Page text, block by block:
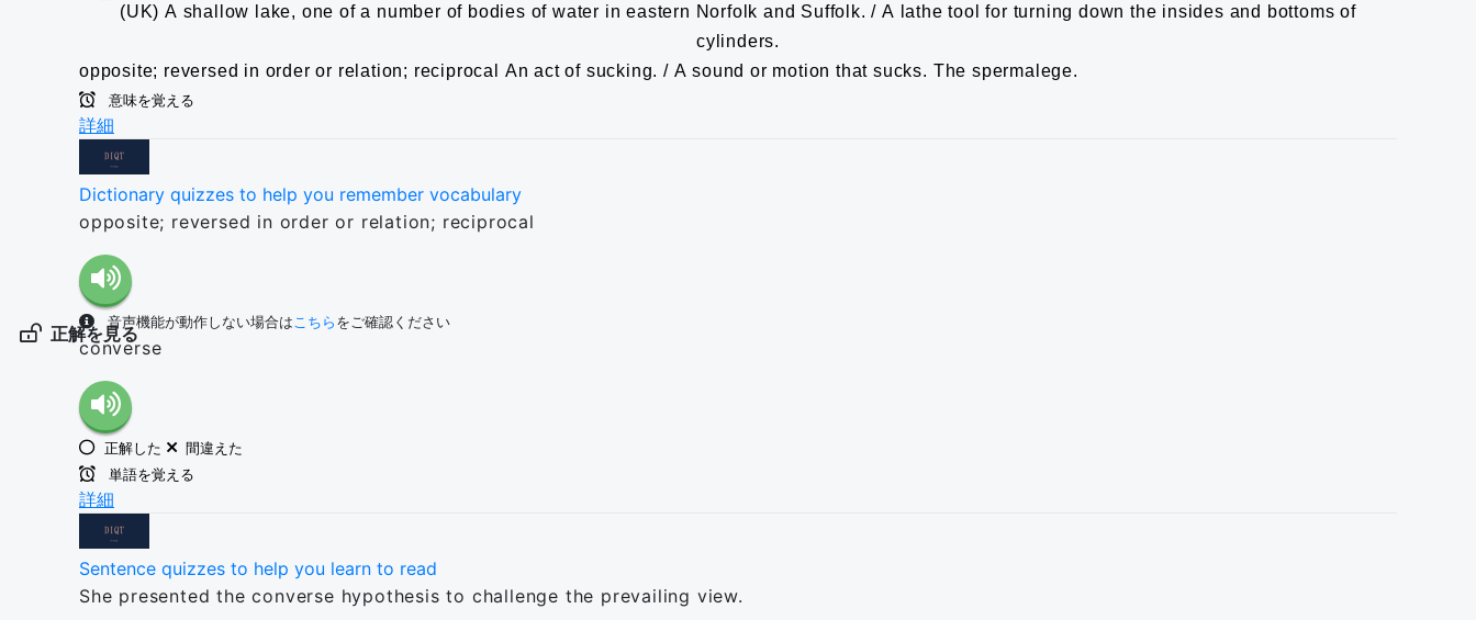
(UK) A shallow lake, one of a number of bodies of water in eastern Norfolk and Suffolk. / A lathe tool for turning down the insides and bottoms of
cylinders.
opposite; reversed in order or relation; reciprocal
An act of sucking. / A sound or motion that sucks. The spermalege.
意味を覚える
詳細
Dictionary quizzes to help you remember vocabulary
opposite; reversed in order or relation; reciprocal
音声機能が動作しない場合はこちら をご確認ください
正解を見る
converse
正解した
間違えた
単語を覚える
詳細
Sentence quizzes to help you learn to read
She presented the converse hypothesis to challenge the prevailing view.